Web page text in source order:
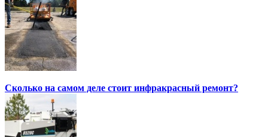
Сколько на самом деле стоит инфракрасный ремонт?